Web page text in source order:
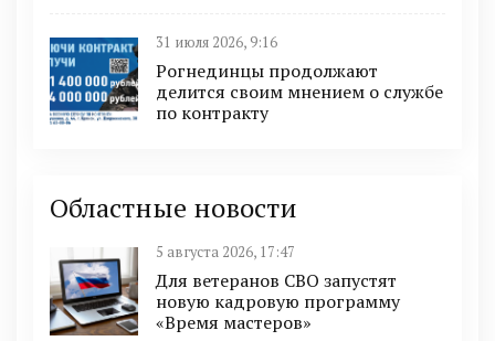
31 июля 2026, 9:16
Рогнединцы продолжают
делится своим мнением о службе
по контракту
Областные новости
5 августа 2026, 17:47
Для ветеранов СВО запустят
новую кадровую программу
«Время мастеров»